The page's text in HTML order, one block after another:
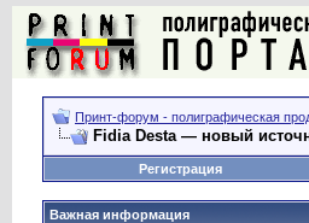
Принт-форум - полиграфическая
Fidia Desta — новый
Регистрация
Важная информация